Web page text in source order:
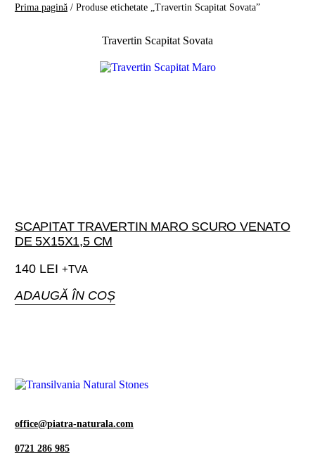
Prima pagină/ Produse etichetate „Travertin Scapitat Sovata”
Travertin Scapitat Sovata
SCAPITAT TRAVERTIN MARO SCURO VENATO
DE 5X15X1,5 CM
140 LEI +TVA
ADAUGĂ ÎN COȘ
office@piatra-naturala.com
0721 286 985